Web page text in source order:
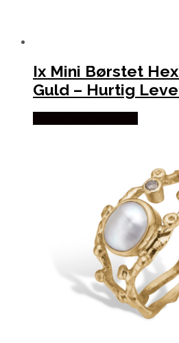
Ix Mini Børstet
Guld – Hurtig